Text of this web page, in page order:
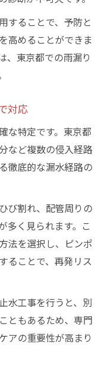
見極めポイント
き重要事項
ターサービス
することで、予防と
高めることができま
、東京都での雨漏り
対応
な特定です。東京都
など複数の侵入経路
徹底的な漏水経路の
び割れ、配管周りの
多く見られます。こ
法を選択し、ピンポ
ることで、再発リス
水工事を行うと、別
ともあるため、専門
アの重要性が高まり